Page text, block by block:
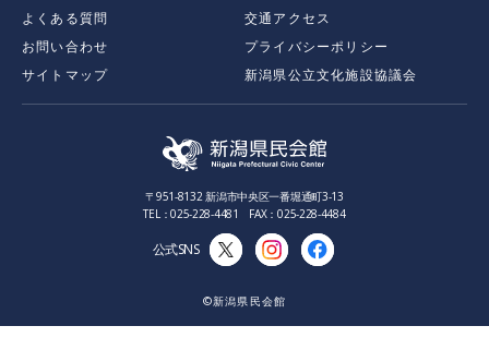
よくある質問
交通アクセス
お問い合わせ
プライバシーポリシー
サイトマップ
新潟県公立文化施設協議会
〒951-8132 新潟市中央区一番堀通町3-13
TEL：025-228-4481 FAX：025-228-4484
公式SNS
©新潟県民会館